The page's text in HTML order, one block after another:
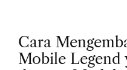
P
Cara
Mobile Legend